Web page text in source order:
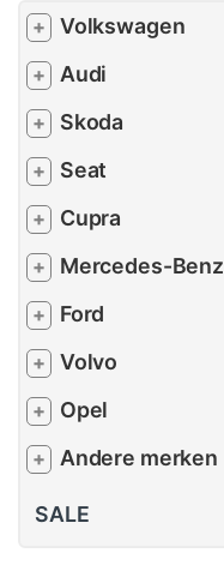
+ Volkswagen
+ Audi
+ Skoda
+ Seat
+ Cupra
+ Mercedes-Benz
+ Ford
+ Volvo
+ Opel
+ Andere merken
SALE